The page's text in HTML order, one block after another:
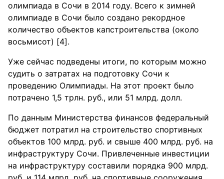
олимпиада в Сочи в 2014 году. Всего к зимней
олимпиаде в Сочи было создано рекордное
количество объектов капстроительства (около
восьмисот) [4].
Уже сейчас подведены итоги, по которым можно
судить о затратах на подготовку Сочи к
проведению Олимпиады. На этот проект было
потрачено 1,5 трлн. руб., или 51 млрд. долл.
По данным Министерства финансов федеральный
бюджет потратил на строительство спортивных
объектов 100 млрд. руб. и свыше 400 млрд. руб. на
инфраструктуру Сочи. Привлеченные инвестиции
на инфраструктуру составили порядка 900 млрд.